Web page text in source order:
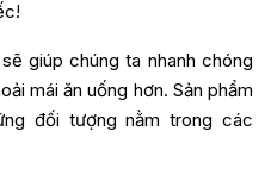
giúp chúng ta nhanh chóng
mái ăn uống hơn. Sản phẩm
đối tượng nằm trong các